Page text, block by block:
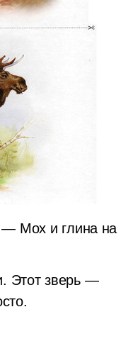
— Мох и глина на
Этот зверь —